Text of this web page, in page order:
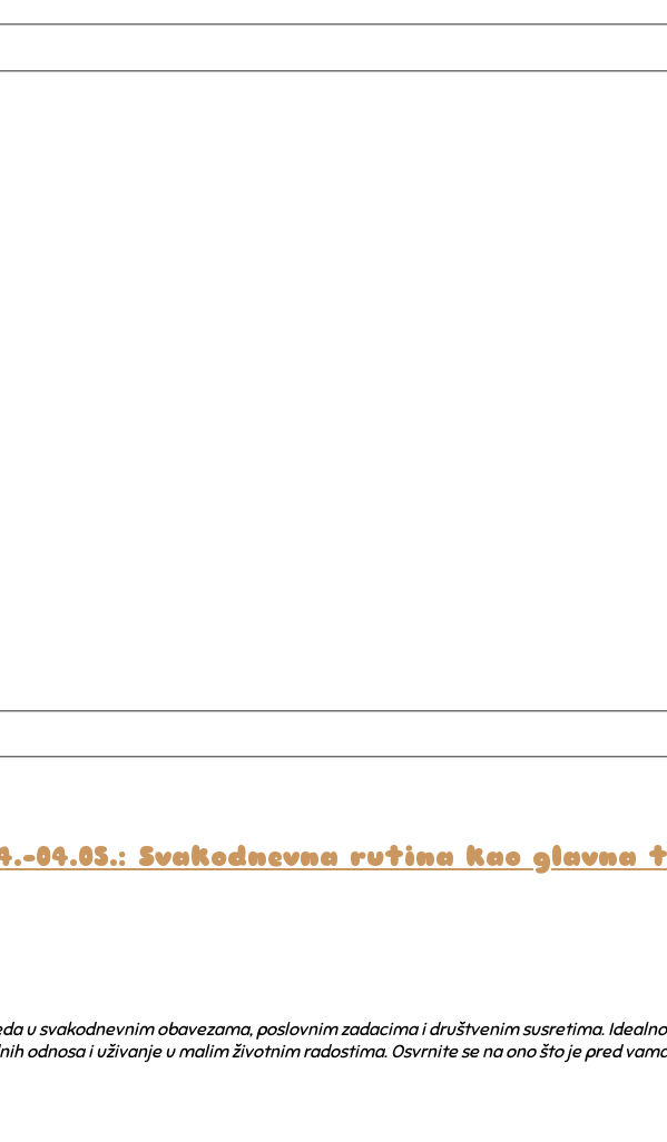
04.05.: Svakodnevna rutina kao glavna
u svakodnevnim obavezama, poslovnim zadacima i društvenim susretima.
odnosa i uživanje u malim životnim radostima. Osvrnite se na ono što je pred